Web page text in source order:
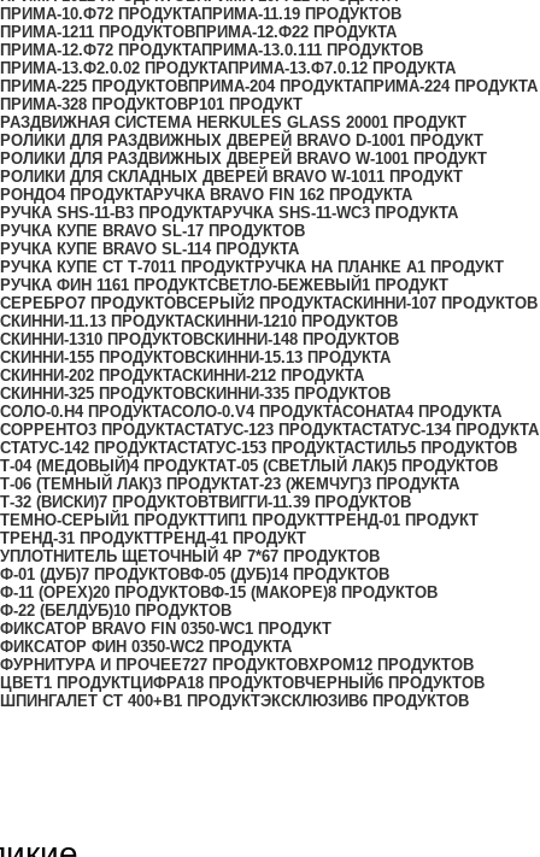
ПРИМА-10.Ф72 ПРОДУКТАПРИМА-11.19 ПРОДУКТОВ
ПРИМА-1211 ПРОДУКТОВПРИМА-12.Ф22 ПРОДУКТА
ПРИМА-12.Ф72 ПРОДУКТАПРИМА-13.0.111 ПРОДУКТОВ
ПРИМА-13.Ф2.0.02 ПРОДУКТАПРИМА-13.Ф7.0.12 ПРОДУКТА
ПРИМА-225 ПРОДУКТОВПРИМА-204 ПРОДУКТАПРИМА-224 ПРОДУКТА
ПРИМА-328 ПРОДУКТОВР101 ПРОДУКТ
РАЗДВИЖНАЯ СИСТЕМА HERKULES GLASS 20001 ПРОДУКТ
РОЛИКИ ДЛЯ РАЗДВИЖНЫХ ДВЕРЕЙ BRAVO D-1001 ПРОДУКТ
РОЛИКИ ДЛЯ РАЗДВИЖНЫХ ДВЕРЕЙ BRAVO W-1001 ПРОДУКТ
РОЛИКИ ДЛЯ СКЛАДНЫХ ДВЕРЕЙ BRAVO W-1011 ПРОДУКТ
РОНДО4 ПРОДУКТАРУЧКА BRAVO FIN 162 ПРОДУКТА
РУЧКА SHS-11-B3 ПРОДУКТАРУЧКА SHS-11-WC3 ПРОДУКТА
РУЧКА КУПЕ BRAVO SL-17 ПРОДУКТОВ
РУЧКА КУПЕ BRAVO SL-114 ПРОДУКТА
РУЧКА КУПЕ СТ Т-7011 ПРОДУКТРУЧКА НА ПЛАНКЕ А1 ПРОДУКТ
РУЧКА ФИН 1161 ПРОДУКТСВЕТЛО-БЕЖЕВЫЙ1 ПРОДУКТ
СЕРЕБРО7 ПРОДУКТОВСЕРЫЙ2 ПРОДУКТАСКИННИ-107 ПРОДУКТОВ
СКИННИ-11.13 ПРОДУКТАСКИННИ-1210 ПРОДУКТОВ
СКИННИ-1310 ПРОДУКТОВСКИННИ-148 ПРОДУКТОВ
СКИННИ-155 ПРОДУКТОВСКИННИ-15.13 ПРОДУКТА
СКИННИ-202 ПРОДУКТАСКИННИ-212 ПРОДУКТА
СКИННИ-325 ПРОДУКТОВСКИННИ-335 ПРОДУКТОВ
СОЛО-0.H4 ПРОДУКТАСОЛО-0.V4 ПРОДУКТАСОНАТА4 ПРОДУКТА
СОРРЕНТО3 ПРОДУКТАСТАТУС-123 ПРОДУКТАСТАТУС-134 ПРОДУКТА
СТАТУС-142 ПРОДУКТАСТАТУС-153 ПРОДУКТАСТИЛЬ5 ПРОДУКТОВ
Т-04 (МЕДОВЫЙ)4 ПРОДУКТАТ-05 (СВЕТЛЫЙ ЛАК)5 ПРОДУКТОВ
Т-06 (ТЕМНЫЙ ЛАК)3 ПРОДУКТАТ-23 (ЖЕМЧУГ)3 ПРОДУКТА
Т-32 (ВИСКИ)7 ПРОДУКТОВТВИГГИ-11.39 ПРОДУКТОВ
ТЕМНО-СЕРЫЙ1 ПРОДУКТТИП1 ПРОДУКТТРЕНД-01 ПРОДУКТ
ТРЕНД-31 ПРОДУКТТРЕНД-41 ПРОДУКТ
УПЛОТНИТЕЛЬ ЩЕТОЧНЫЙ 4Р 7*67 ПРОДУКТОВ
Ф-01 (ДУБ)7 ПРОДУКТОВФ-05 (ДУБ)14 ПРОДУКТОВ
Ф-11 (ОРЕХ)20 ПРОДУКТОВФ-15 (МАКОРЕ)8 ПРОДУКТОВ
Ф-22 (БЕЛДУБ)10 ПРОДУКТОВ
ФИКСАТОР BRAVO FIN 0350-WC1 ПРОДУКТ
ФИКСАТОР ФИН 0350-WC2 ПРОДУКТА
ФУРНИТУРА И ПРОЧЕЕ727 ПРОДУКТОВХРОМ12 ПРОДУКТОВ
ЦВЕТ1 ПРОДУКТЦИФРА18 ПРОДУКТОВЧЕРНЫЙ6 ПРОДУКТОВ
ШПИНГАЛЕТ СТ 400+B1 ПРОДУКТЭКСКЛЮЗИВ6 ПРОДУКТОВ